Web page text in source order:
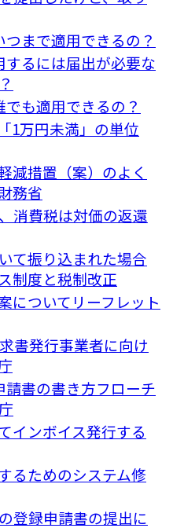
まで適用できるの？
るには届出が必要な
も適用できるの？
1万円未満」の単位
減措置（案）のよく
務省
消費税は対価の返還
て振り込まれた場合
制度と税制改正
についてリーフレット
書発行事業者に向け
書の書き方フローチ
インボイス発行する
るためのシステム修
登録申請書の提出に